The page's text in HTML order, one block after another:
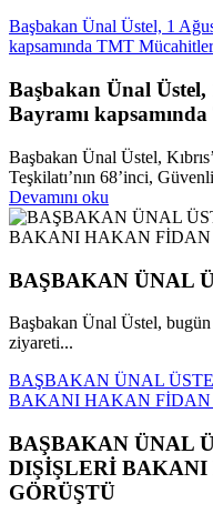
Başbakan Ünal Üstel, 1
kapsamında TMT
Başbakan Ünal
Bayramı
Başbakan Ünal Üstel,
Teşkilatı’nın 68’inci,
Devamını oku
BAŞBAKAN ÜNAL
Başbakan Ünal Üstel,
ziyareti...
BAŞBAKAN ÜNAL
BAKANI HAKAN FİDAN
BAŞBAKAN ÜNAL
DIŞİŞLERİ
GÖRÜŞTÜ